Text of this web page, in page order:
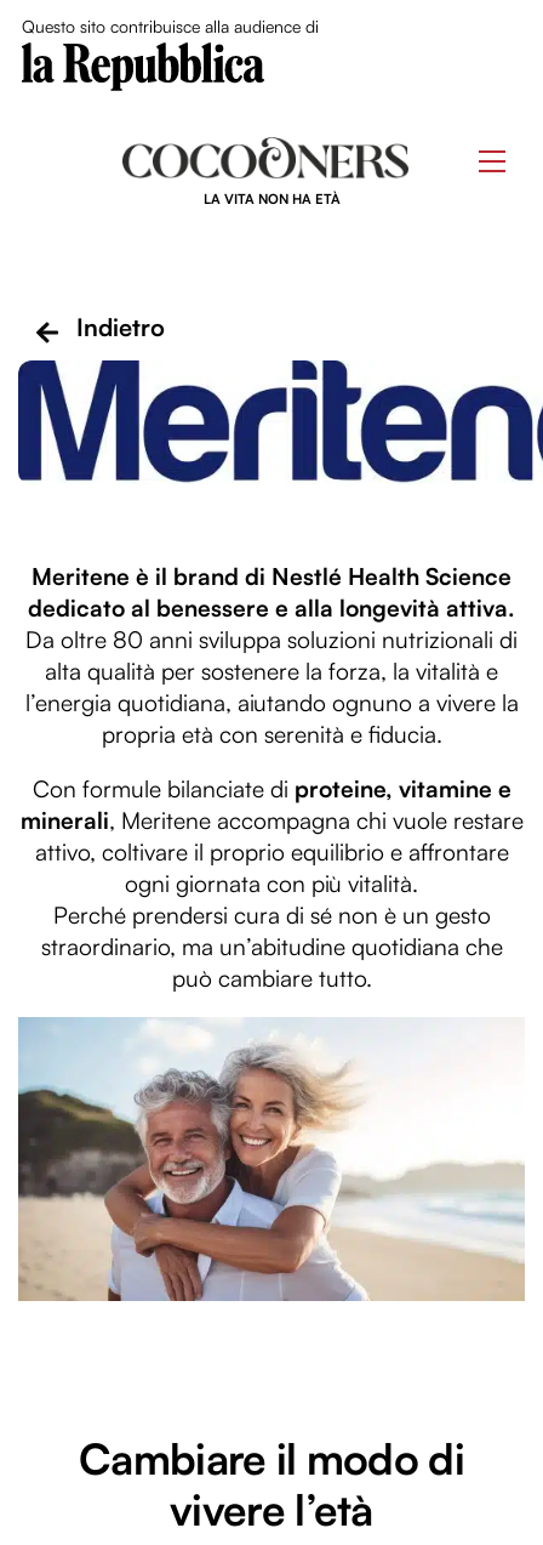
Questo sito contribuisce alla audience di
LA VITA NON HA ETÀ
Indietro
Meritene è il brand di Nestlé Health Science
dedicato al benessere e alla longevità attiva.
Da oltre 80 anni sviluppa soluzioni nutrizionali di
alta qualità per sostenere la forza, la vitalità e
l’energia quotidiana, aiutando ognuno a vivere la
propria età con serenità e fiducia.
Con formule bilanciate di proteine, vitamine e
minerali, Meritene accompagna chi vuole restare
attivo, coltivare il proprio equilibrio e affrontare
ogni giornata con più vitalità.
Perché prendersi cura di sé non è un gesto
straordinario, ma un’abitudine quotidiana che
può cambiare tutto.
Cambiare il modo di
vivere l’età